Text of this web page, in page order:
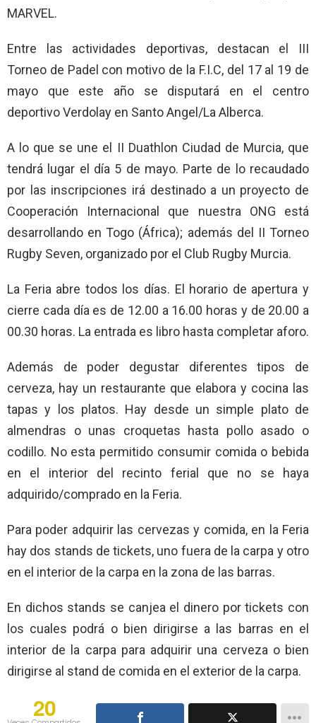
MARVEL.
Entre las actividades deportivas, destacan el III
Torneo de Padel con motivo de la F.I.C, del 17 al 19 de
mayo que este año se disputará en el centro
deportivo Verdolay en Santo Angel/La Alberca.
A lo que se une el II Duathlon Ciudad de Murcia, que
tendrá lugar el día 5 de mayo. Parte de lo recaudado
por las inscripciones irá destinado a un proyecto de
Cooperación Internacional que nuestra ONG está
desarrollando en Togo (África); además del II Torneo
Rugby Seven, organizado por el Club Rugby Murcia.
La Feria abre todos los días. El horario de apertura y
cierre cada día es de 12.00 a 16.00 horas y de 20.00 a
00.30 horas. La entrada es libro hasta completar aforo.
Además de poder degustar diferentes tipos de
cerveza, hay un restaurante que elabora y cocina las
tapas y los platos. Hay desde un simple plato de
almendras o unas croquetas hasta pollo asado o
codillo. No esta permitido consumir comida o bebida
en el interior del recinto ferial que no se haya
adquirido/comprado en la Feria.
Para poder adquirir las cervezas y comida, en la Feria
hay dos stands de tickets, uno fuera de la carpa y otro
en el interior de la carpa en la zona de las barras.
En dichos stands se canjea el dinero por tickets con
los cuales podrá o bien dirigirse a las barras en el
interior de la carpa para adquirir una cerveza o bien
dirigirse al stand de comida en el exterior de la carpa.
20